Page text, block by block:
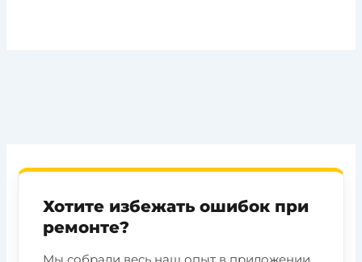
Хотите избежать ошибок при
ремонте?
Мы собрали весь наш опыт в приложении